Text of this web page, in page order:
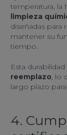
temperatura, la
limpieza
diseñadas para
mantener su
tiempo.
Esta
reemplazo, lo
largo plazo
4.